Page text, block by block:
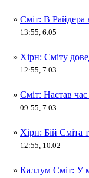
» Сміт: В Райдера
13:55, 6.05
» Хірн: Сміту
12:55, 7.03
» Сміт: Настав
09:55, 7.03
» Хірн: Бій Сміта
12:55, 10.02
» Каллум Сміт: У